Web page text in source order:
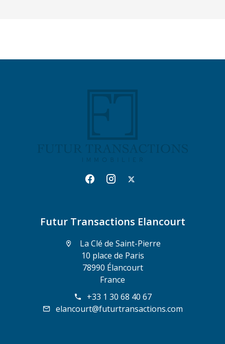
Futur Transactions Elancourt
La Clé de Saint-Pierre
10 place de Paris
78990 Élancourt
France
+33 1 30 68 40 67
elancourt@futurtransactions.com